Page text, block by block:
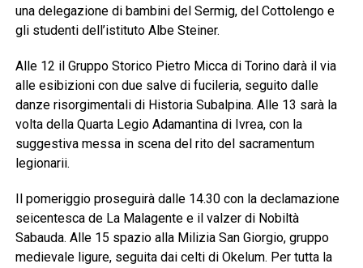
una delegazione di bambini del Sermig, del Cottolengo e
gli studenti dell’istituto Albe Steiner.
Alle 12 il Gruppo Storico Pietro Micca di Torino darà il via
alle esibizioni con due salve di fucileria, seguito dalle
danze risorgimentali di Historia Subalpina. Alle 13 sarà la
volta della Quarta Legio Adamantina di Ivrea, con la
suggestiva messa in scena del rito del sacramentum
legionarii.
Il pomeriggio proseguirà dalle 14.30 con la declamazione
seicentesca de La Malagente e il valzer di Nobiltà
Sabauda. Alle 15 spazio alla Milizia San Giorgio, gruppo
medievale ligure, seguita dai celti di Okelum. Per tutta la